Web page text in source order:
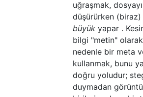
uğraşmak,
düşürürken (biraz)
büyük yapar .
bilgi "metin"
nedenle bir meta
kullanmak, bunu
doğru yoludur;
duymadan